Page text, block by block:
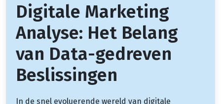
Digitale Marketing
Analyse: Het Belang
van Data-gedreven
Beslissingen
In de snel evoluerende wereld van digitale